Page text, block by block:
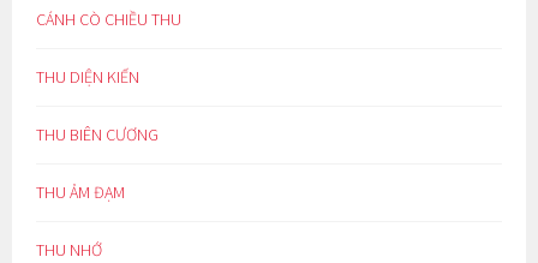
CÁNH CÒ CHIỀU THU
THU DIỆN KIẾN
THU BIÊN CƯƠNG
THU ẢM ĐẠM
THU NHỚ